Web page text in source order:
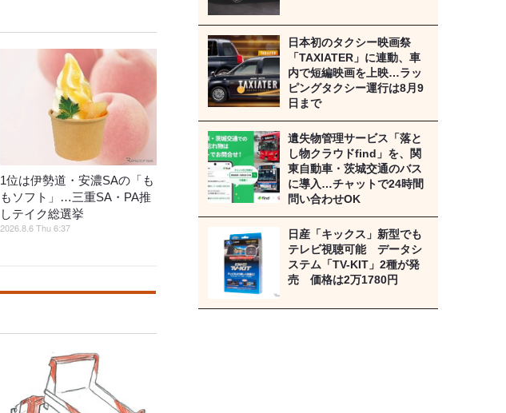
1位は伊勢道・安濃SAの「も
もソフト」…三重SA・PA推
しテイク総選挙
2026.8.6 Thu 6:37
日本初のタクシー映画祭
「TAXIATER」に連動、車
内で短編映画を上映…ラッ
ピングタクシー運行は8月9
日まで
遺失物管理サービス「落と
し物クラウドfind」を、関
東自動車・茨城交通のバス
に導入…チャットで24時間
問い合わせOK
日産「キックス」新型でも
テレビ視聴可能 データシ
ステム「TV-KIT」2種が発
売 価格は2万1780円